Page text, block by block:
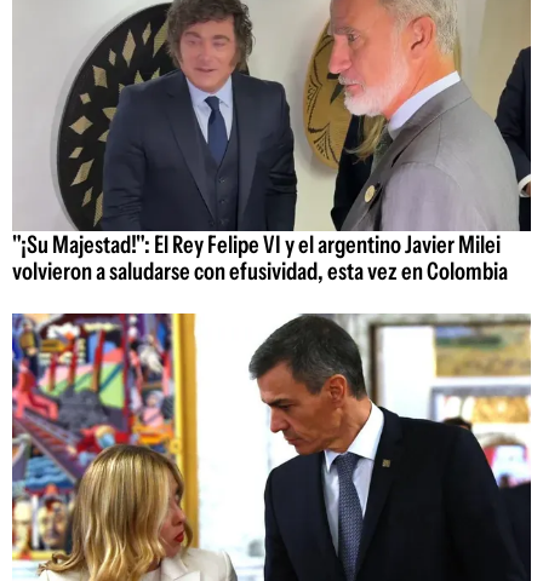
"¡Su Majestad!": El Rey Felipe VI y el argentino Javier Milei
volvieron a saludarse con efusividad, esta vez en Colombia